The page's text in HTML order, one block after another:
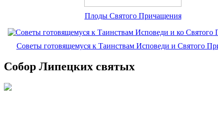
Плоды Святого Причащения
Советы готовящемуся к Таинствам Исповеди и Святого
Собор Липецких святых